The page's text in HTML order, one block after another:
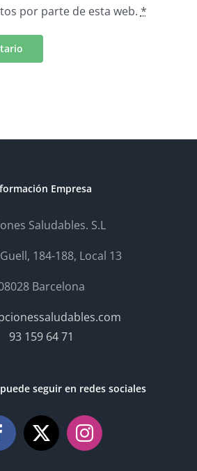
por parte de esta web. *
Empresa
Saludables. S.L
184-188, Local 13
Barcelona
93 159 64 71
seguir en redes sociales